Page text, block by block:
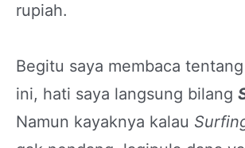
rupiah.
Begitu saya membaca
ini, hati saya langsung bilang
Namun kayaknya kalau